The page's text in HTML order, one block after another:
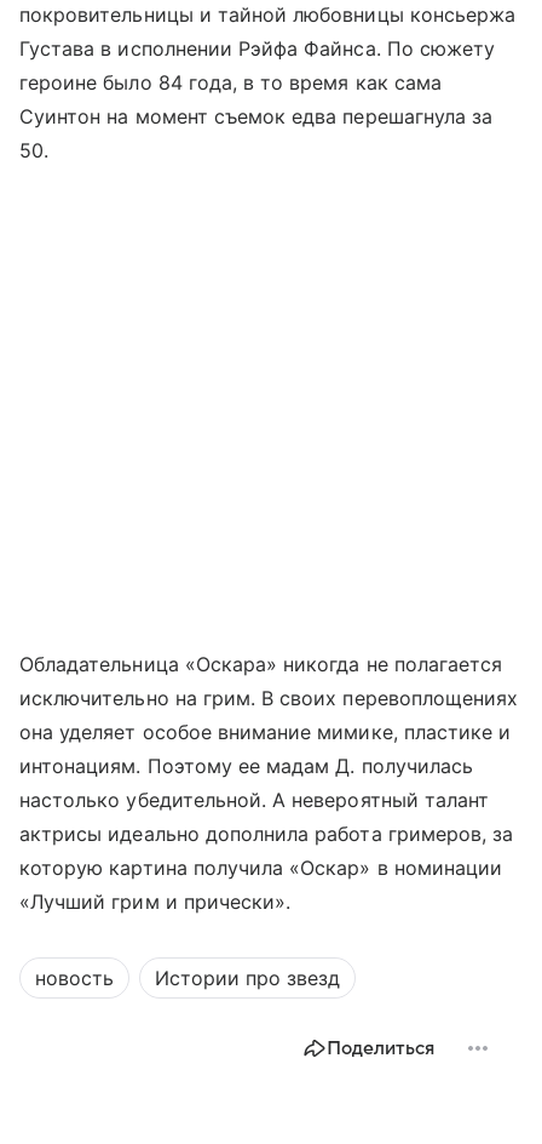
покровительницы и тайной любовницы консьержа
Густава в исполнении Рэйфа Файнса. По сюжету
героине было 84 года, в то время как сама
Суинтон на момент съемок едва перешагнула за
50.
Обладательница «Оскара» никогда не полагается
исключительно на грим. В своих перевоплощениях
она уделяет особое внимание мимике, пластике и
интонациям. Поэтому ее мадам Д. получилась
настолько убедительной. А невероятный талант
актрисы идеально дополнила работа гримеров, за
которую картина получила «Оскар» в номинации
«Лучший грим и прически».
новость Истории про звезд
Поделиться